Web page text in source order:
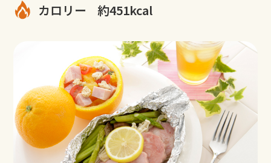
カロリー
約451kcal